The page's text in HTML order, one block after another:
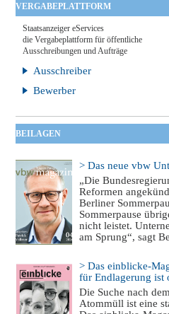
VERGABEPLATTFORM
Staatsanzeiger eServices
die Vergabeplattform für öffentliche
Ausschreibungen und Aufträge
Ausschreiber
Bewerber
BEILAGEN
> Das neue vbw
„Die
Reformen
Berliner
Sommerpause
nicht leistet.
am Sprung“, sagt
> Das einblicke-
für Endlagerung ist
Die Suche nach
Atommüll ist eine